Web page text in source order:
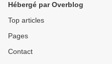
Hébergé par Overblog
Top articles
Pages
Contact